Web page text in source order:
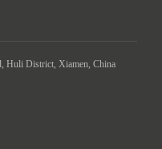
Huli District, Xiamen, China